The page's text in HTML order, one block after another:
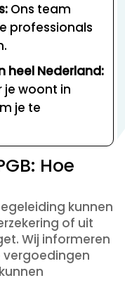
Ons team
professionals
heel Nederland:
woont in
je te
Hoe
kunnen
of uit
Wij informeren
vergoedingen